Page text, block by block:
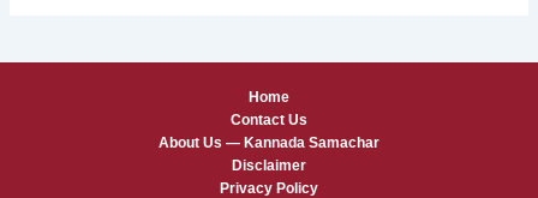
Home
Contact Us
About Us — Kannada Samachar
Disclaimer
Privacy Policy